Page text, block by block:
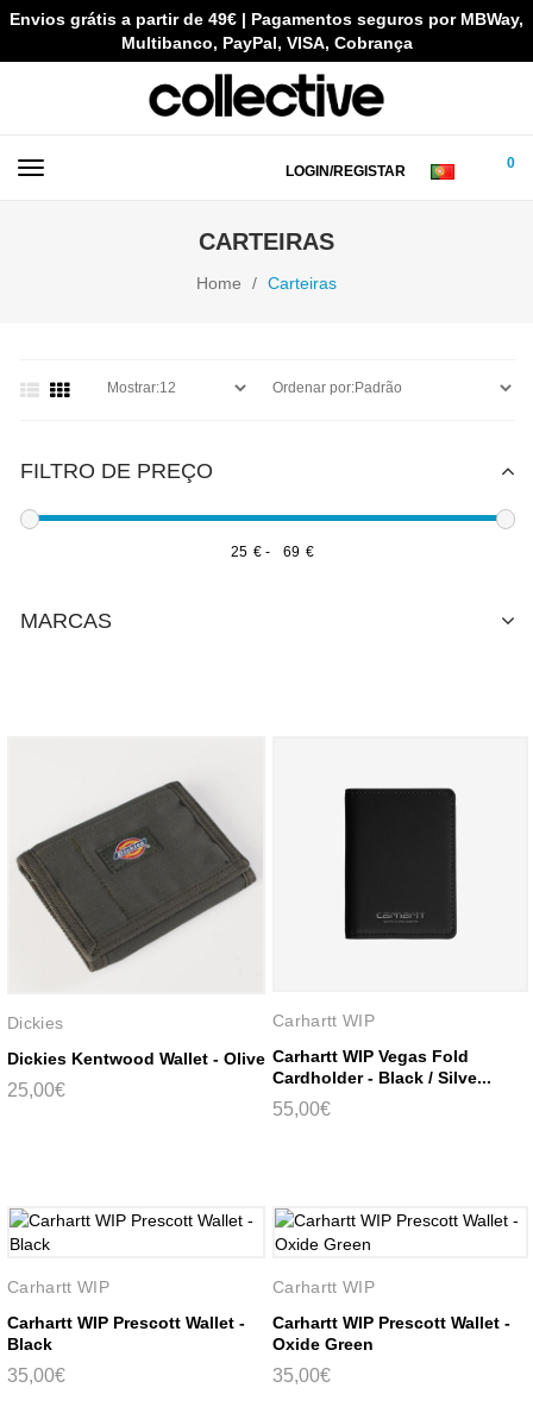
Envios grátis a partir de 49€ | Pagamentos seguros por MBWay,
Multibanco, PayPal, VISA, Cobrança
LOGIN/REGISTAR 0
CARTEIRAS
Home Carteiras
FILTRO DE PREÇO
€ - €
MARCAS
Dickies
Dickies Kentwood Wallet - Olive
25,00€
Carhartt WIP
Carhartt WIP Vegas Fold
Cardholder - Black / Silve...
55,00€
Carhartt WIP
Carhartt WIP Prescott Wallet -
Black
35,00€
Carhartt WIP
Carhartt WIP Prescott Wallet -
Oxide Green
35,00€